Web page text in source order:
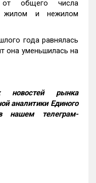
от общего числа
жилом и нежилом
года равнялась
она уменьшилась на
новостей рынка
аналитики Единого
нашем телеграм-